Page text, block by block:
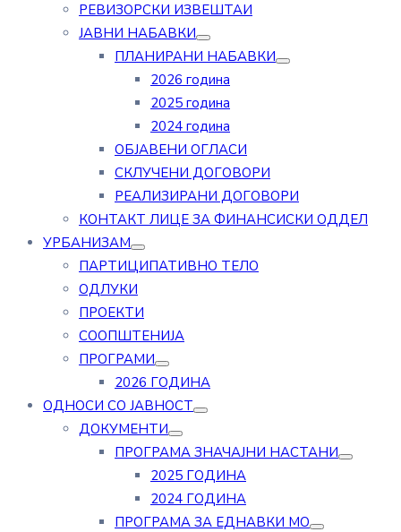
РЕВИЗОРСКИ ИЗВЕШТАИ
ЈАВНИ НАБАВКИ
ПЛАНИРАНИ НАБАВКИ
2026 година
2025 година
2024 година
ОБЈАВЕНИ ОГЛАСИ
СКЛУЧЕНИ ДОГОВОРИ
РЕАЛИЗИРАНИ ДОГОВОРИ
КОНТАКТ ЛИЦЕ ЗА ФИНАНСИСКИ ОДДЕЛ
УРБАНИЗАМ
ПАРТИЦИПАТИВНО ТЕЛО
ОДЛУКИ
ПРОЕКТИ
СООПШТЕНИЈА
ПРОГРАМИ
2026 ГОДИНА
ОДНОСИ СО ЈАВНОСТ
ДОКУМЕНТИ
ПРОГРАМА ЗНАЧАЈНИ НАСТАНИ
2025 ГОДИНА
2024 ГОДИНА
ПРОГРАМА ЗА ЕДНАВКИ МО